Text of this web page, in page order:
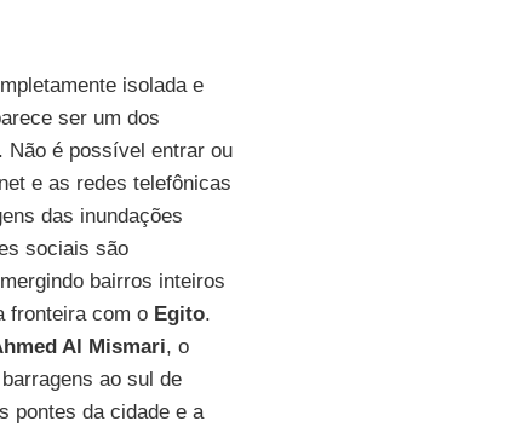
isolada e
ser um dos
Não é possível entrar ou
e as redes telefônicas
das inundações
sociais são
bairros inteiros
fronteira com o Egito.
Al Mismari, o
ao sul de
pontes da cidade e a